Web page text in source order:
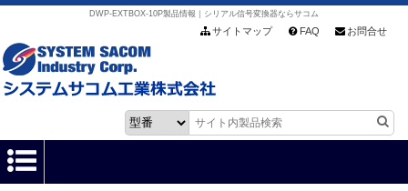
DWP-EXTBOX-10P製品情報｜シリアル信号変換器ならサコム
サイトマップ FAQ お問合せ